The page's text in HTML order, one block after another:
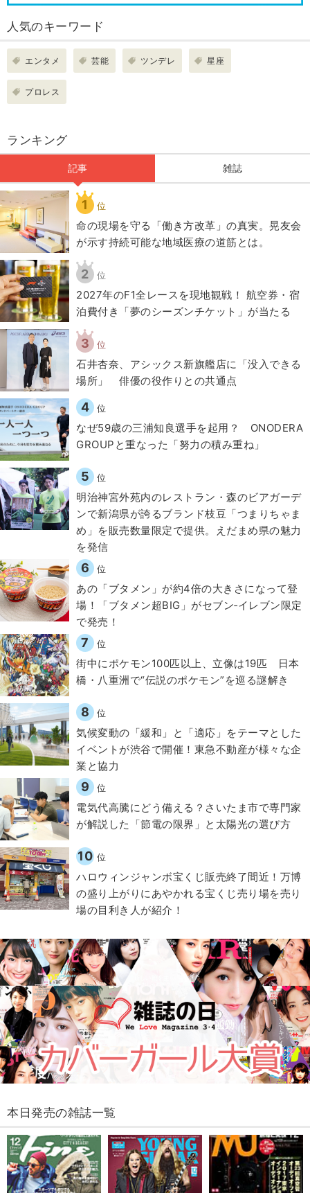
人気のキーワード
エンタメ 芸能 ツンデレ 星座
プロレス
ランキング
記事 雑誌
1 位
​命の現場を守る「働き方改革」の真実。晃友会
が示す持続可能な地域医療の道筋とは。
2 位
2027年のF1全レースを現地観戦！ 航空券・宿
泊費付き「夢のシーズンチケット」が当たる
3 位
石井杏奈、アシックス新旗艦店に「没入できる
場所」 俳優の役作りとの共通点
4 位
なぜ59歳の三浦知良選手を起用？ ONODERA
GROUPと重なった「努力の積み重ね」
5 位
明治神宮外苑内のレストラン・森のビアガーデ
ンで新潟県が誇るブランド枝豆「つまりちゃま
め」を販売数量限定で提供。えだまめ県の魅力
を発信
6 位
あの「ブタメン」が約4倍の大きさになって登
場！「ブタメン超BIG」がセブン‐イレブン限定
で発売！
7 位
街中にポケモン100匹以上、立像は19匹 日本
橋・八重洲で“伝説のポケモン”を巡る謎解き
8 位
気候変動の「緩和」と「適応」をテーマとした
イベントが渋谷で開催！東急不動産が様々な企
業と協力
9 位
電気代高騰にどう備える？さいたま市で専門家
が解説した「節電の限界」と太陽光の選び方
10 位
ハロウィンジャンボ宝くじ販売終了間近！万博
の盛り上がりにあやかれる宝くじ売り場を売り
場の目利き人が紹介！
本日発売の雑誌一覧